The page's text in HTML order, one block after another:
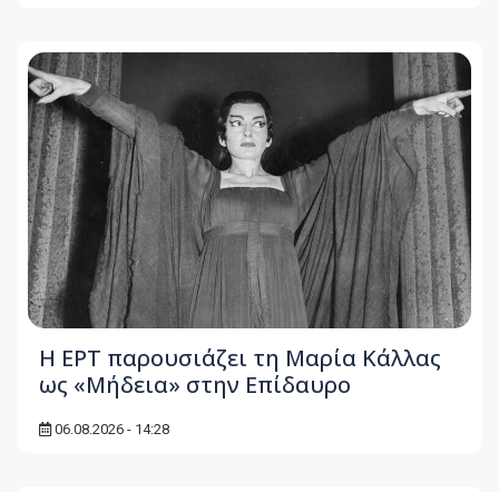
Η ΕΡΤ παρουσιάζει τη Μαρία Κάλλας
ως «Μήδεια» στην Επίδαυρο
06.08.2026 - 14:28